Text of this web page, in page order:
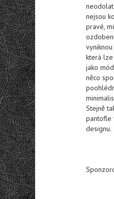
nejsou
pravé,
která
jako
něco
Stejně
pantofle
designu.